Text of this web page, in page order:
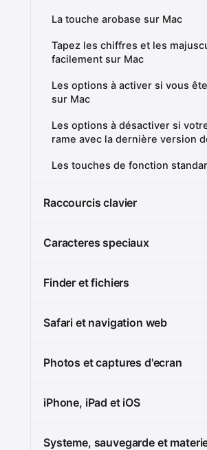
La touche arobase sur Mac
Tapez les chiffres et les
facilement sur Mac
Les options à activer si vous
sur Mac
Les options à désactiver si
rame avec la dernière version
Les touches de fonction
Raccourcis clavier
Caracteres speciaux
Finder et fichiers
Safari et navigation web
Photos et captures d'ecran
iPhone, iPad et iOS
Systeme, sauvegarde et